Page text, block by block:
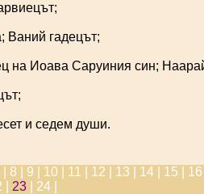
Ваний гадецът;
на Иоава Саруиния син;
и седем души.
8 | 9 | 10 | 11 | 12 | 13 | 14 | 15 | 16
| 23 24 |